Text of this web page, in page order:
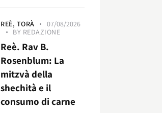
REÈ, TORÀ
07/08/2026
BY REDAZIONE
Reè. Rav B.
Rosenblum: La
mitzvà della
shechità e il
consumo di carne